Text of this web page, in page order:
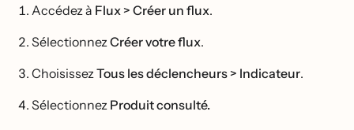
Accédez à Flux > Créer un flux.
Sélectionnez Créer votre flux.
Choisissez Tous les déclencheurs > Indicateur.
Sélectionnez Produit consulté.